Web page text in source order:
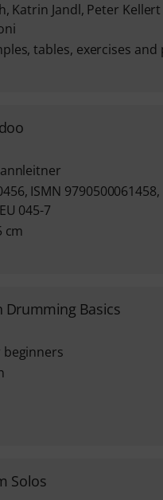
Katrin Jandl, Peter
tables, exercises and
ISMN 9790500061458,
045-7
cm
Drumming Basics
Solos